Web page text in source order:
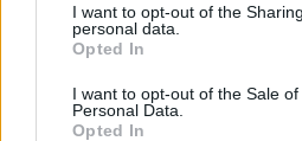
I want to opt-out of the
personal data.
Opted In
I want to opt-out of the Sale of
Personal Data.
Opted In
usturoi, pe litoral, la ora
salvat un medic adus de
Ministrul Sportului,